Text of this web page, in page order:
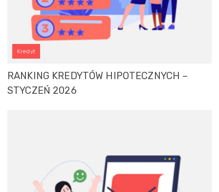
Kredyt
RANKING KREDYTÓW HIPOTECZNYCH –
STYCZEŃ 2026